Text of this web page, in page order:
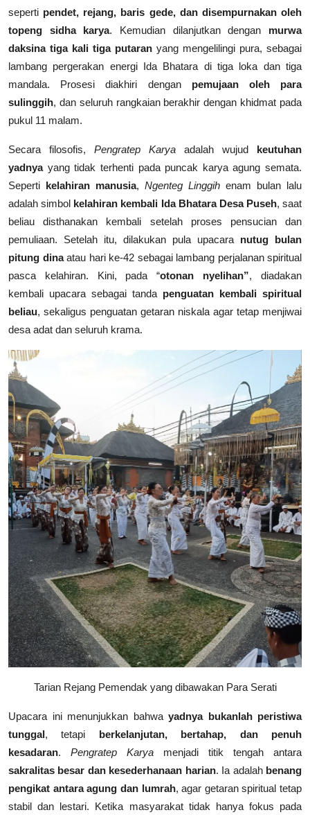
seperti pendet, rejang, baris gede, dan disempurnakan oleh
topeng sidha karya. Kemudian dilanjutkan dengan murwa
daksina tiga kali tiga putaran yang mengelilingi pura, sebagai
lambang pergerakan energi Ida Bhatara di tiga loka dan tiga
mandala. Prosesi diakhiri dengan pemujaan oleh para
sulinggih, dan seluruh rangkaian berakhir dengan khidmat pada
pukul 11 malam.
Secara filosofis, Pengratep Karya adalah wujud keutuhan
yadnyayang tidak terhenti pada puncak karya agung semata.
Seperti kelahiran manusia, Ngenteg Linggih enam bulan lalu
adalah simbol kelahiran kembali Ida Bhatara Desa Puseh, saat
beliau disthanakan kembali setelah proses pensucian dan
pemuliaan. Setelah itu, dilakukan pula upacara nutug bulan
pitung dinaatau hari ke-42 sebagai lambang perjalanan spiritual
pasca kelahiran. Kini, pada “otonan nyelihan”, diadakan
kembali upacara sebagai tanda penguatan kembali spiritual
beliau, sekaligus penguatan getaran niskala agar tetap menjiwai
desa adat dan seluruh krama.
Tarian Rejang Pemendak yang dibawakan Para Serati
Upacara ini menunjukkan bahwa yadnya bukanlah peristiwa
tunggal, tetapi berkelanjutan, bertahap, dan penuh
kesadaran. Pengratep Karya menjadi titik tengah antara
sakralitas besar dan kesederhanaan harian. Ia adalah benang
pengikat antara agung dan lumrah, agar getaran spiritual tetap
stabil dan lestari. Ketika masyarakat tidak hanya fokus pada